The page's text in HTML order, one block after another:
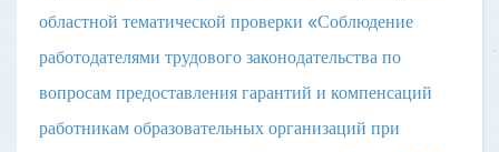
областной тематической проверки «Соблюдение
работодателями трудового законодательства по
вопросам предоставления гарантий и компенсаций
работникам образовательных организаций при